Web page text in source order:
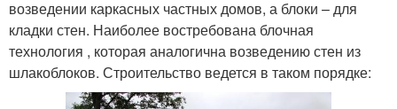
возведении каркасных частных домов, а блоки – для
кладки стен. Наиболее востребована блочная
технология , которая аналогична возведению стен из
шлакоблоков. Строительство ведется в таком порядке: